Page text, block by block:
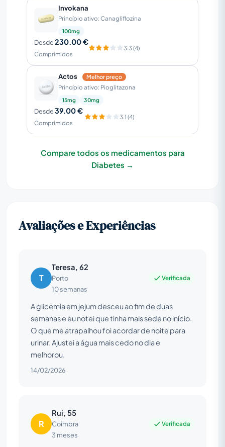
Invokana
Princípio ativo: Canagliflozina
100mg
Desde230.00 €
Comprimidos
3.3 (4)
Actos Melhor preço
Princípio ativo: Pioglitazona
15mg 30mg
Desde39.00 €
Comprimidos
3.1 (4)
Compare todos os medicamentos para
Diabetes →
Avaliações e Experiências
T
Teresa, 62
Porto
10 semanas
Verificada
A glicemia em jejum desceu ao fim de duas
semanas e eu notei que tinha mais sede no início.
O que me atrapalhou foi acordar de noite para
urinar. Ajustei a água mais cedo no dia e
melhorou.
14/02/2026
R
Rui, 55
Coimbra
3 meses
Verificada